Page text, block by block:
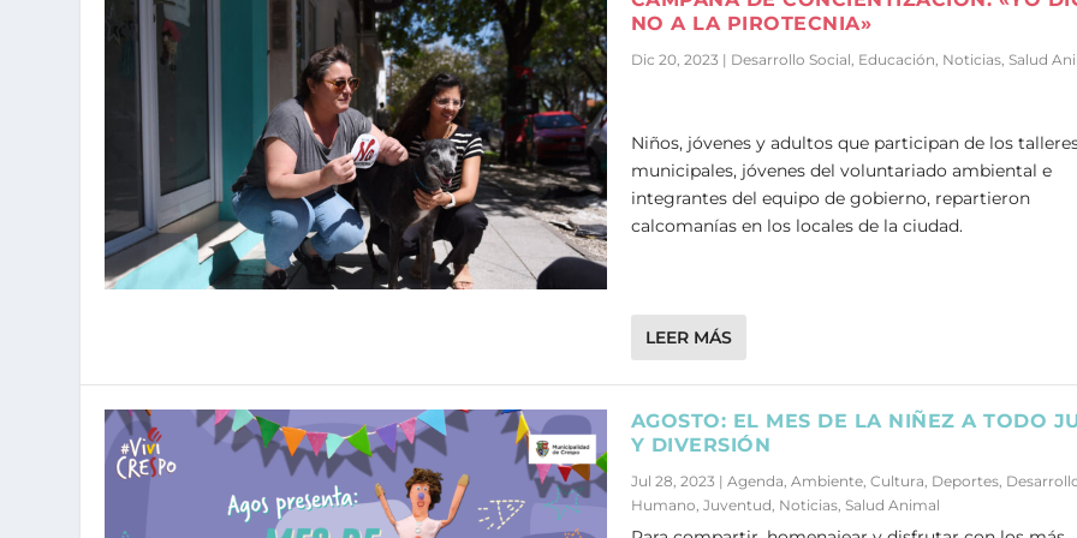
NO A LA PIROTECNIA»
Dic 20, 2023 | Desarrollo Social, Educación, Noticias, Salud
Niños, jóvenes y adultos que participan de los
municipales, jóvenes del voluntariado ambiental e
integrantes del equipo de gobierno, repartieron
calcomanías en los locales de la ciudad.
LEER MÁS
AGOSTO: EL MES DE LA NIÑEZ A TODO
Y DIVERSIÓN
Jul 28, 2023 | Agenda, Ambiente, Cultura, Deportes,
Humano, Juventud, Noticias, Salud Animal